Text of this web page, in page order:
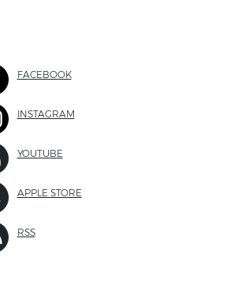
FACEBOOKSITE EXTERNO
INSTAGRAM
YOUTUBE
APPLE STORE
RSS